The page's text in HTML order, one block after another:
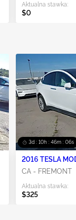
Aktualna stawka:
$0
3d : 10h : 46m : 05s
2016 TESLA
CA - FREMONT
Aktualna stawka:
$325